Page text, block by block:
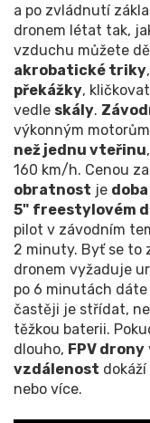
a po zvládnutí
dronem létat tak,
vzduchu můžete
akrobatické triky
překážky,
vedle skály.
výkonným
než jednu vteřinu
160 km/h. Cenou
obratnost je
5" freestylovém
pilot v závodním
2 minuty. Byť se to
dronem vyžaduje
po 6 minutách
častěji je střídat,
těžkou baterii.
dlouho, FPV drony
vzdálenost
nebo více.